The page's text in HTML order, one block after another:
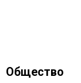
Общество